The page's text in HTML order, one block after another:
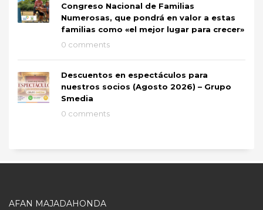
Congreso Nacional de Familias
Numerosas, que pondrá en valor a estas
familias como «el mejor lugar para crecer»
0 comments
Descuentos en espectáculos para
nuestros socios (Agosto 2026) – Grupo
Smedia
0 comments
AFAN MAJADAHONDA